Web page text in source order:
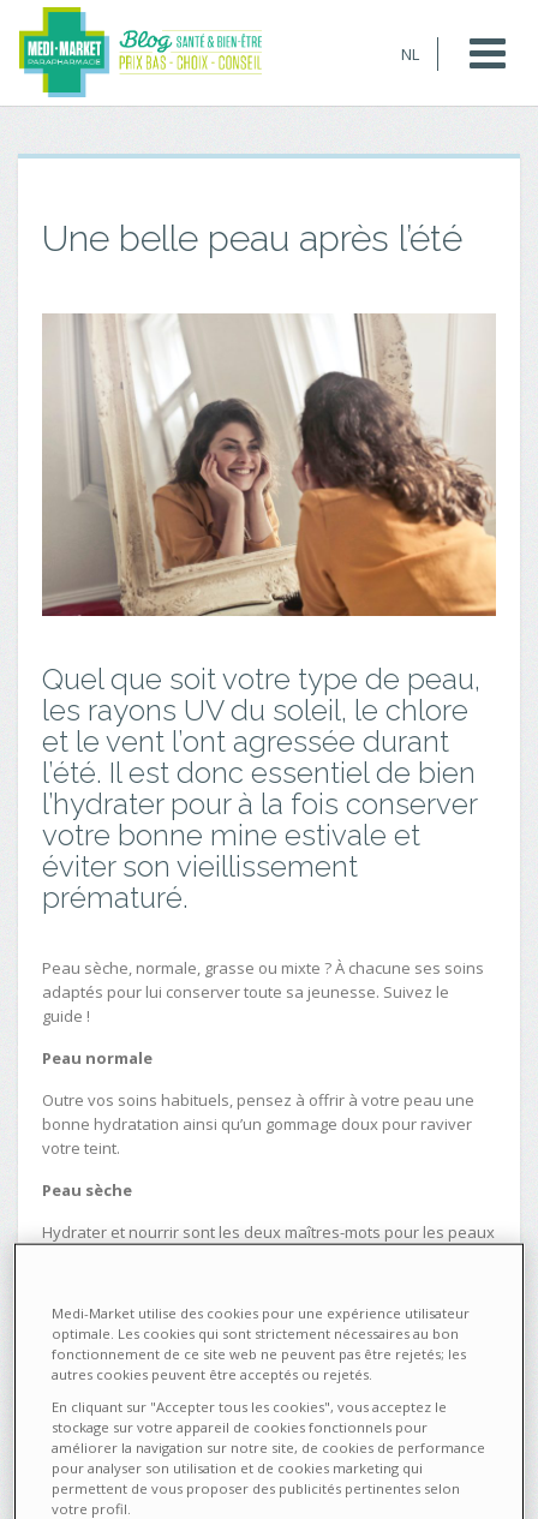
NL
Une belle peau après l’été
Quel que soit votre type de peau,
les rayons UV du soleil, le chlore
et le vent l’ont agressée durant
l’été. Il est donc essentiel de bien
l’hydrater pour à la fois conserver
votre bonne mine estivale et
éviter son vieillissement
prématuré.
Peau sèche, normale, grasse ou mixte ? À chacune ses soins
adaptés pour lui conserver toute sa jeunesse. Suivez le
guide !
Peau normale
Outre vos soins habituels, pensez à offrir à votre peau une
bonne hydratation ainsi qu’un gommage doux pour raviver
votre teint.
Peau sèche
Hydrater et nourrir sont les deux maîtres-mots pour les peaux
nourrissante le soir.
Peau sensible
Veillez à bien nettoyer votre peau et utilisez ensuite une
crème hydratante sans parfum ni conservateur, matin et soir.
Une ou deux fois par semaine, optez pour un masque aux
actifs apaisants, adapté aux peaux sensibles.
Peau grasse
Medi-Market utilise des cookies pour une expérience utilisateur
optimale. Les cookies qui sont strictement nécessaires au bon
fonctionnement de ce site web ne peuvent pas être rejetés; les
autres cookies peuvent être acceptés ou rejetés.
En cliquant sur "Accepter tous les cookies", vous acceptez le
stockage sur votre appareil de cookies fonctionnels pour
améliorer la navigation sur notre site, de cookies de performance
pour analyser son utilisation et de cookies marketing qui
permettent de vous proposer des publicités pertinentes selon
votre profil.